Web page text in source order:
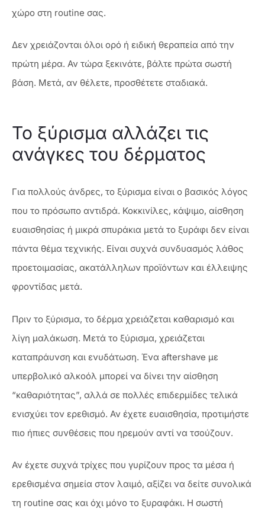
χώρο στη routine σας.
Δεν χρειάζονται όλοι ορό ή ειδική θεραπεία από την
πρώτη μέρα. Αν τώρα ξεκινάτε, βάλτε πρώτα σωστή
βάση. Μετά, αν θέλετε, προσθέτετε σταδιακά.
Το ξύρισμα αλλάζει τις
ανάγκες του δέρματος
Για πολλούς άνδρες, το ξύρισμα είναι ο βασικός λόγος
που το πρόσωπο αντιδρά. Κοκκινίλες, κάψιμο, αίσθηση
ευαισθησίας ή μικρά σπυράκια μετά το ξυράφι δεν είναι
πάντα θέμα τεχνικής. Είναι συχνά συνδυασμός λάθος
προετοιμασίας, ακατάλληλων προϊόντων και έλλειψης
φροντίδας μετά.
Πριν το ξύρισμα, το δέρμα χρειάζεται καθαρισμό και
λίγη μαλάκωση. Μετά το ξύρισμα, χρειάζεται
καταπράυνση και ενυδάτωση. Ένα aftershave με
υπερβολικό αλκοόλ μπορεί να δίνει την αίσθηση
“καθαριότητας”, αλλά σε πολλές επιδερμίδες τελικά
ενισχύει τον ερεθισμό. Αν έχετε ευαισθησία, προτιμήστε
πιο ήπιες συνθέσεις που ηρεμούν αντί να τσούζουν.
Αν έχετε συχνά τρίχες που γυρίζουν προς τα μέσα ή
ερεθισμένα σημεία στον λαιμό, αξίζει να δείτε συνολικά
τη routine σας και όχι μόνο το ξυραφάκι. Η σωστή